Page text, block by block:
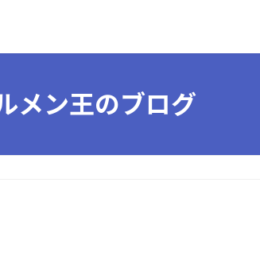
メン王のブログ